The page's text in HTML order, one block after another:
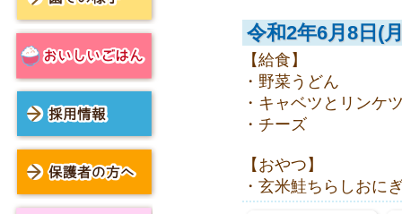
園での様子
おいしいごはん
採用情報
保護者の方へ
令和2年6月8日(
【給食】
・野菜うどん
・キャベツとリンケ
・チーズ
【おやつ】
・玄米鮭ちらしおに